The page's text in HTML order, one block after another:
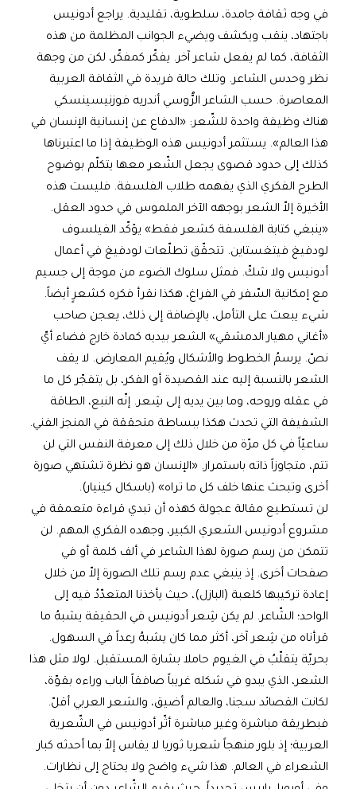
في وجه ثقافة جامدة، سلطوية، تقليدية. يراجع أدونيس
باجتهاد، ينقب ويكشف ويضيء الجوانب المظلمة من هذه
الثقافة، كما لم يفعل شاعر آخر. يفكّر كمفكّر، لكن من وجهة
نظر وحدس الشاعر. وتلك حالة فريدة في الثقافة العربية
المعاصرة. حسب الشاعر الرُّوسي أندريه فوزنيسينسكي
هناك وظيفة واحدة للشّعر: «الدفاع عن إنسانية الإنسان في
هذا العالم». يستثمر أدونيس هذه الوظيفة إذا ما اعتبرناها
كذلك إلى حدود قصوى يجعل الشّعر معها يتكلّم بوضوح
الطرح الفكري الذي يفهمه طلاب الفلسفة. فليست هذه
الأخيرة إلاّ الشعر بوجهه الآخر الملموس في حدود العقل.
«ينبغي كتابة الفلسفة كشعر فقط» يؤكّد الفيلسوف
لودفيغ فيتغستاين. تتحقّق تطلّعات لودفيغ في أعمال
أدونيس ولا شكّ. فمثل سلوك الضوء من موجة إلى جسيم
مع إمكانية السّفر في الفراغ، هكذا نقرأ فكره كشعرٍ أيضاً.
شيء يبعث على التأمل، بالإضافة إلى ذلك، يعجن صاحب
«أغاني مهيار الدمشقي» الشعر بيديه كمادة خارج فضاء أيّ
نصّ. يرسمُ الخطوط والأشكال ويُقيم المعارض. لا يقف
الشعر بالنسبة إليه عند القصيدة أو الفكر، بل يتفجّر كل ما
في عقله وروحه، وما بين يديه إلى شِعر. إنّه النبع، الطاقة
الشفيفة التي تحدث هكذا ببساطة متحققة في المنجز الفني.
ساعيّاً في كل مرّة من خلال ذلك إلى معرفة النفس التي لن
تتم، متجاوزاً ذاته باستمرار. «الإنسان هو نظرة تشتهي صورة
أخرى وتبحث عنها خلف كل ما تراه» (باسكال كينيار).
لن تستطيع مقالة عجولة كهذه أن تبدي قراءة متعمقة في
مشروع أدونيس الشعري الكبير، وجهده الفكري المهم. لن
تتمكن من رسم صورة لهذا الشاعر في ألف كلمة أو في
صفحات أخرى. إذ ينبغي عدم رسم تلك الصورة إلاّ من خلال
إعادة تركيبها كلعبة (البازل)، حيث يأخذنا المتعدّدُ فيه إلى
الواحد؛ الشّاعر. لم يكن شِعر أدونيس في الحقيقة يشبهُ ما
قرأناه من شِعر آخر، أكثر مما كان يشبهُ رعداً في السهول.
بحريّة يتقلّبُ في الغيوم حاملا بشارة المستقبل. لولا مثل هذا
الشعر، الذي يبدو في شكله غريباً صافقاً الباب وراءه بقوّة،
لكانت القصائد سجنا، والعالم أضيق، والشعر العربي أقلّ.
فبطريقة مباشرة وغير مباشرة أثّر أدونيس في الشّعرية
العربية؛ إذ بلور منهجاً شعريا ثوريا لا يقاس إلاّ بما أحدثه كبار
الشعراء في العالم. هذا شيء واضح ولا يحتاج إلى نظارات.